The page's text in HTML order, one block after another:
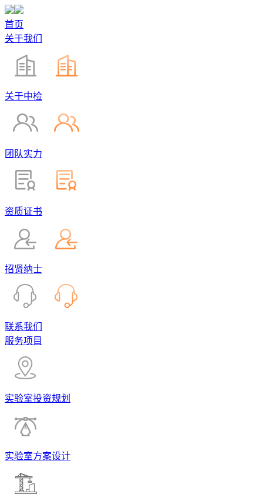
首页
关于我们
关于中检
团队实力
资质证书
招贤纳士
联系我们
服务项目
实验室投资规划
实验室方案设计